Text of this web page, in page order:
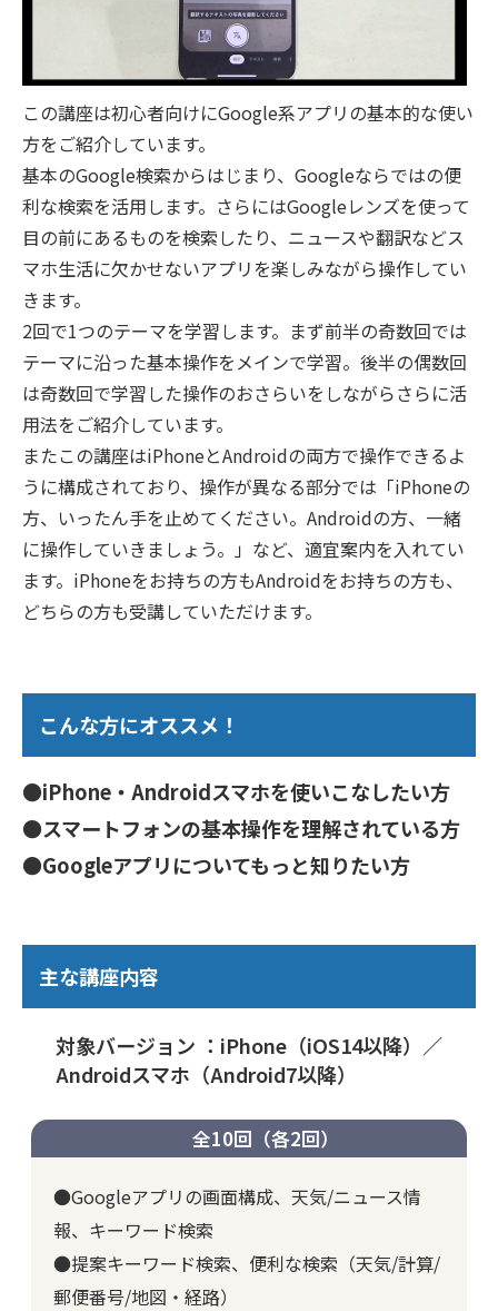
この講座は初心者向けにGoogle系アプリの基本的な使い
方をご紹介しています。
基本のGoogle検索からはじまり、Googleならではの便
利な検索を活用します。さらにはGoogleレンズを使って
目の前にあるものを検索したり、ニュースや翻訳などス
マホ生活に欠かせないアプリを楽しみながら操作してい
きます。
2回で1つのテーマを学習します。まず前半の奇数回では
テーマに沿った基本操作をメインで学習。後半の偶数回
は奇数回で学習した操作のおさらいをしながらさらに活
用法をご紹介しています。
またこの講座はiPhoneとAndroidの両方で操作できるよ
うに構成されており、操作が異なる部分では「iPhoneの
方、いったん手を止めてください。Androidの方、一緒
に操作していきましょう。」など、適宜案内を入れてい
ます。iPhoneをお持ちの方もAndroidをお持ちの方も、
どちらの方も受講していただけます。
こんな方にオススメ！
●iPhone・Androidスマホを使いこなしたい方
●スマートフォンの基本操作を理解されている方
●Googleアプリについてもっと知りたい方
主な講座内容
対象バージョン ：iPhone（iOS14以降）／
Androidスマホ（Android7以降）
全10回（各2回）
●Googleアプリの画面構成、天気/ニュース情
報、キーワード検索
●提案キーワード検索、便利な検索（天気/計算/
郵便番号/地図・経路）